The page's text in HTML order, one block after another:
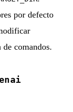
por defecto
comandos.